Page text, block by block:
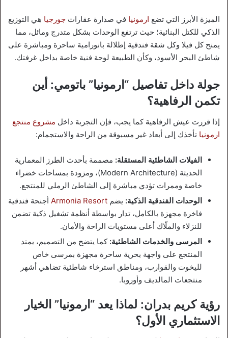
الميزة الأبرز التي تضع ارمونيا في صدارة عقارات جورجيا هي التوزيع
الذكي للكتل البنائية؛ حيث ترتفع الوحدات بشكل متدرج ومائل، مما
يمنح كل فيلا وكل شقة فندقية إطلالة بانورامية ساحرة ومباشرة على
شاطئ البحر الأسود، وكأن الطبيعة لوحة فنية خاصة بداخل غرفتك.
جولة داخل تفاصيل “ارمونيا” باتومي: أين
تكمن الرفاهية؟
إذا قررت عيش الرفاهية كما يجب، فإن التجربة داخل مشروع منتجع
ارمونيا تأخذك إلى أبعاد غير مسبوقة من الراحة والاستجمام:
الفيلات الشاطئية المستقلة: مصممة بأحدث الطرز المعمارية
الحديثة (Modern Architecture)، ومزودة بمساحات خضراء
خاصة وممرات تؤدي مباشرة إلى الشاطئ الرملي للمنتجع.
الوحدات الفندقية الذكية: يضم Armonia Resort أجنحة فندقية
فاخرة مجهزة بالكامل، تدار بواسطة أنظمة تشغيل ذكية تضمن
للنزلاء والملّاك أعلى مستويات الراحة والأمان.
المرسى والخدمات الشاطئية: كما يتضح من التصميم، يمتد
المنتجع على واجهة بحرية ساحرة مجهزة بمرسى خاص
لليخوت والقوارب، ومناطق استرخاء شاطئية تضاهي أشهر
منتجعات المالديف وأوروبا.
رؤية كريم بدران: لماذا يعد “ارمونيا” الخيار
الاستثماري الأول؟